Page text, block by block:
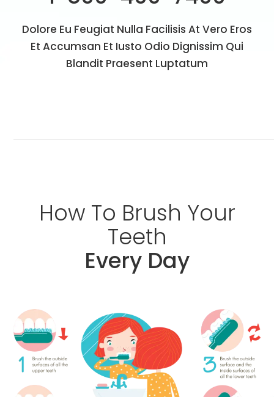
Dolore Eu Feugiat Nulla Facilisis At Vero Eros
Et Accumsan Et Iusto Odio Dignissim Qui
Blandit Praesent Luptatum
How To Brush Your
Teeth
Every Day